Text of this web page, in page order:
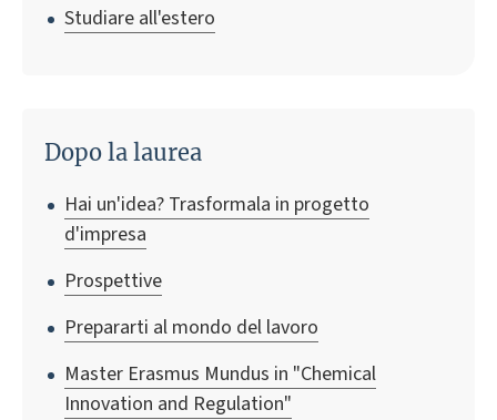
Studiare all'estero
Dopo la laurea
Hai un'idea? Trasformala in progetto
d'impresa
Prospettive
Prepararti al mondo del lavoro
Master Erasmus Mundus in "Chemical
Innovation and Regulation"